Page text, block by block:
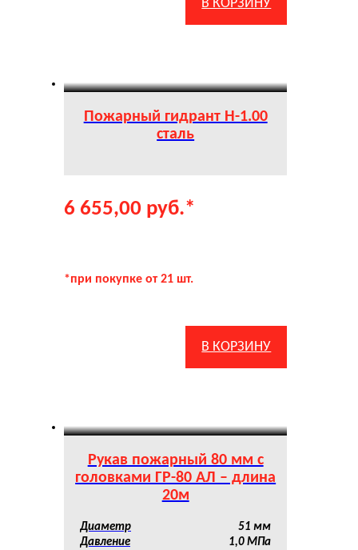
В КОРЗИНУ
Пожарный гидрант Н-1.00
сталь
6 655,00 руб.*
*при покупке от 21 шт.
В КОРЗИНУ
Рукав пожарный 80 мм с
головками ГР-80 АЛ – длина
20м
Диаметр
51 мм
Давление
1,0 МПа